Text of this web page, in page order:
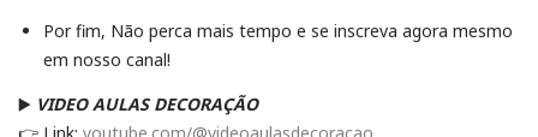
Por fim, Não perca mais tempo e se inscreva agora mesmo
em nosso canal!
▶️ VIDEO AULAS DECORAÇÃO
👉 Link: youtube.com/@videoaulasdecoracao